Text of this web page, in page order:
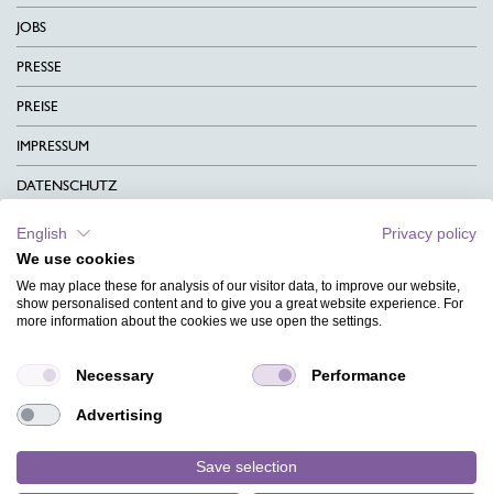
JOBS
PRESSE
PREISE
IMPRESSUM
DATENSCHUTZ
KONTAKT
AGB
CHARITY
MAGAZIN
HILFE
English
Privacy policy
We use cookies
We may place these for analysis of our visitor data, to improve our website,
show personalised content and to give you a great website experience. For
more information about the cookies we use open the settings.
Necessary Performance
Advertising
Save selection